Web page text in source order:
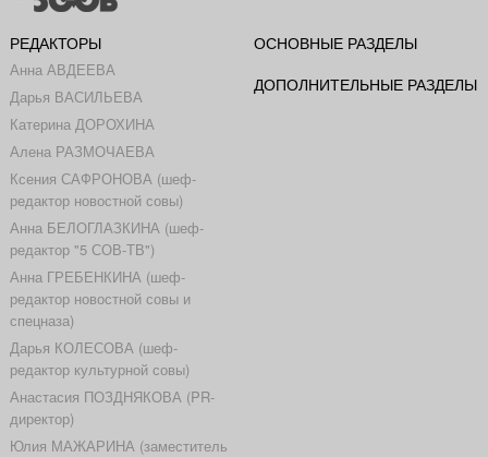
РЕДАКТОРЫ
Анна АВДЕЕВА
Дарья ВАСИЛЬЕВА
Катерина ДОРОХИНА
Алена РАЗМОЧАЕВА
Ксения САФРОНОВА (шеф-
редактор новостной совы)
Анна БЕЛОГЛАЗКИНА (шеф-
редактор "5 СОВ-ТВ")
Анна ГРЕБЕНКИНА (шеф-
редактор новостной совы и
спецназа)
Дарья КОЛЕСОВА (шеф-
редактор культурной совы)
Анастасия ПОЗДНЯКОВА (PR-
директор)
Юлия МАЖАРИНА (заместитель
ОСНОВНЫЕ РАЗДЕЛЫ
ДОПОЛНИТЕЛЬНЫЕ РАЗДЕЛЫ